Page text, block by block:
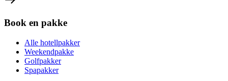
Book en pakke
Alle hotellpakker
Weekendpakke
Golfpakker
Spapakker